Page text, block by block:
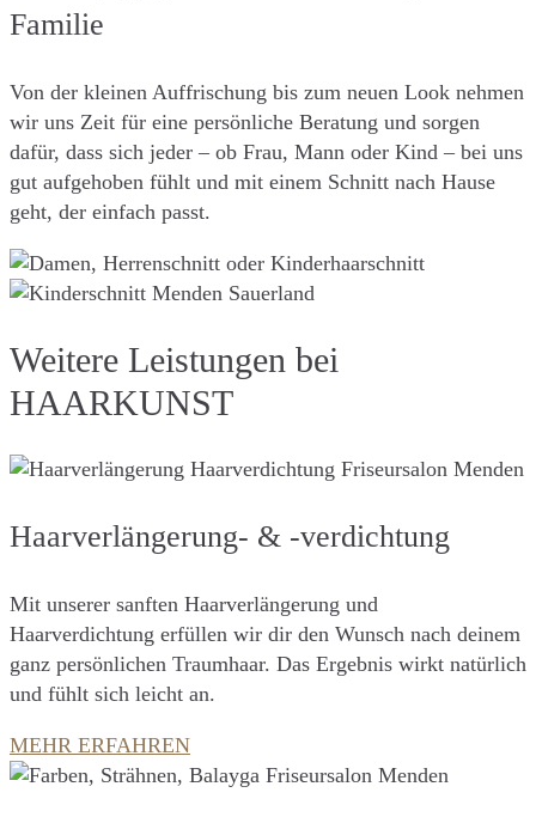
Familie
Von der kleinen Auffrischung bis zum neuen Look nehmen
wir uns Zeit für eine persönliche Beratung und sorgen
dafür, dass sich jeder – ob Frau, Mann oder Kind – bei uns
gut aufgehoben fühlt und mit einem Schnitt nach Hause
geht, der einfach passt.
Weitere Leistungen bei
HAARKUNST
Haarverlängerung- & -verdichtung
Mit unserer sanften Haarverlängerung und
Haarverdichtung erfüllen wir dir den Wunsch nach deinem
ganz persönlichen Traumhaar. Das Ergebnis wirkt natürlich
und fühlt sich leicht an.
MEHR ERFAHREN